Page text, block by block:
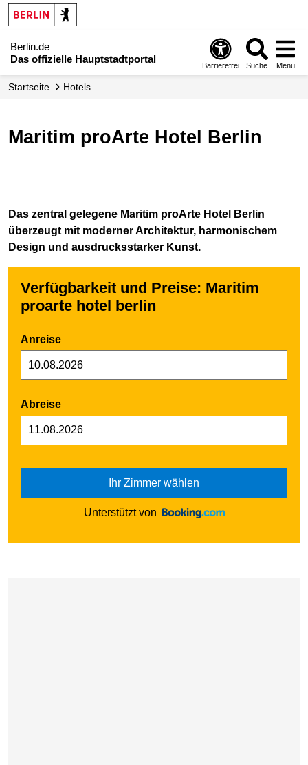
Berlin.de
Das offizielle Hauptstadtportal
Barrierefrei Suche Menü
Startseite Hotels
Maritim proArte Hotel Berlin
Das zentral gelegene Maritim proArte Hotel Berlin
überzeugt mit moderner Architektur, harmonischem
Design und ausdrucksstarker Kunst.
Verfügbarkeit und Preise: Maritim
proarte hotel berlin
Anreise
Abreise
Ihr Zimmer wählen
Unterstützt von